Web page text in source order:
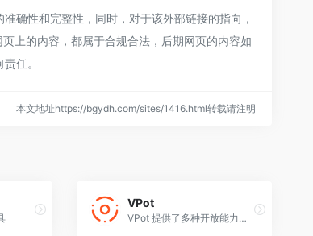
确性和完整性，同时，对于该外部链接的指向，
上的内容，都属于合规合法，后期网页的内容如
任。
本文地址https://bgydh.com/sites/1416.html转载请注明
VPot
VPot 提供了多种开放能力，包括文字转语音、语音转文字、视频/音频处理、字幕提取、配音角色定制等，支持多语言、多角色自由选择，以及无字数限制的创作自由度。